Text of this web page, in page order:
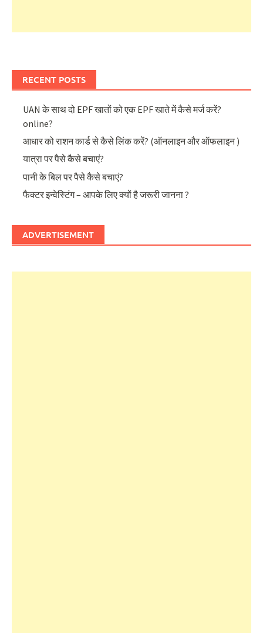
RECENT POSTS
UAN के साथ दो EPF खातों को एक EPF खाते में कैसे मर्ज करें?
online?
आधार को राशन कार्ड से कैसे लिंक करें? (ऑनलाइन और ऑफलाइन )
यात्रा पर पैसे कैसे बचाएं?
पानी के बिल पर पैसे कैसे बचाएं?
फैक्टर इन्वेस्टिंग – आपके लिए क्यों है जरूरी जानना ?
ADVERTISEMENT